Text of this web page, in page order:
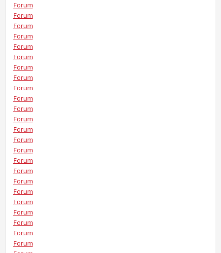
Forum
Forum
Forum
Forum
Forum
Forum
Forum
Forum
Forum
Forum
Forum
Forum
Forum
Forum
Forum
Forum
Forum
Forum
Forum
Forum
Forum
Forum
Forum
Forum